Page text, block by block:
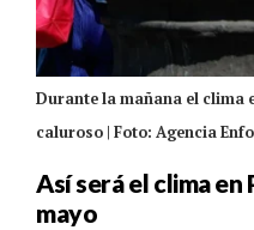
Durante la mañana el clima
caluroso | Foto: Agencia
Así será el clima en
mayo